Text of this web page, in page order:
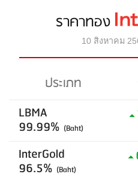
ราคาทอง
10 สิงหาคม
ประเภท
LBMA
99.99% (Baht)
InterGold
96.5% (Baht)